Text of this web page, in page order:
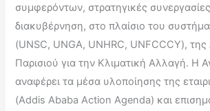
συμφερόντων, στρατηγικές
διακυβέρνηση, στο πλαίσιο του
(UNSC, UNGA, UNHRC, UNFCCCY),
Παρισιού για την Kλιματική Aλλαγή. Η
αναφέρει τα μέσα υλοποίησης της
(Addis Ababa Action Agenda) και